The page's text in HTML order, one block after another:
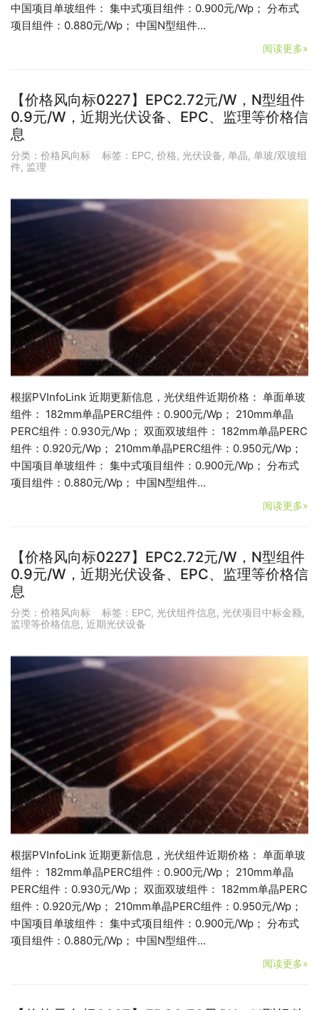
中国项目单玻组件： 集中式项目组件：0.900元/Wp； 分布式
项目组件：0.880元/Wp； 中国N型组件…
阅读更多»
【价格风向标0227】EPC2.72元/W，N型组件
0.9元/W，近期光伏设备、EPC、监理等价格信
息
分类： 价格风向标 标签： EPC, 价格, 光伏设备, 单晶, 单玻/双玻组
件, 监理
根据PVInfoLink 近期更新信息，光伏组件近期价格： 单面单玻
组件： 182mm单晶PERC组件：0.900元/Wp； 210mm单晶
PERC组件：0.930元/Wp； 双面双玻组件： 182mm单晶PERC
组件：0.920元/Wp； 210mm单晶PERC组件：0.950元/Wp；
中国项目单玻组件： 集中式项目组件：0.900元/Wp； 分布式
项目组件：0.880元/Wp； 中国N型组件…
阅读更多»
【价格风向标0227】EPC2.72元/W，N型组件
0.9元/W，近期光伏设备、EPC、监理等价格信
息
分类： 价格风向标 标签： EPC, 光伏组件信息 , 光伏项目中标金额,
监理等价格信息 , 近期光伏设备
根据PVInfoLink 近期更新信息，光伏组件近期价格： 单面单玻
组件： 182mm单晶PERC组件：0.900元/Wp； 210mm单晶
PERC组件：0.930元/Wp； 双面双玻组件： 182mm单晶PERC
组件：0.920元/Wp； 210mm单晶PERC组件：0.950元/Wp；
中国项目单玻组件： 集中式项目组件：0.900元/Wp； 分布式
项目组件：0.880元/Wp； 中国N型组件…
阅读更多»